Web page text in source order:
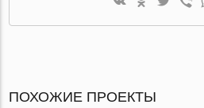
ПОХОЖИЕ ПРОЕКТЫ